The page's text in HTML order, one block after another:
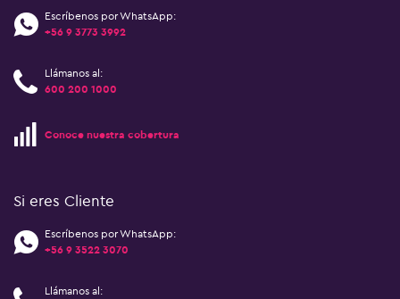
Escríbenos por WhatsApp:
+56 9 3773 3992
Llámanos al:
600 200 1000
Conoce nuestra cobertura
Si eres Cliente
Escríbenos por WhatsApp:
+56 9 3522 3070
Llámanos al: